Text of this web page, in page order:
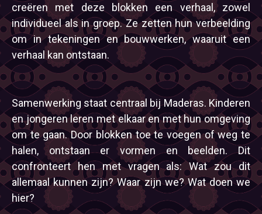
creëren met deze blokken een verhaal, zowel
individueel als in groep. Ze zetten hun verbeelding
om in tekeningen en bouwwerken, waaruit een
verhaal kan ontstaan.
Samenwerking staat centraal bij Maderas. Kinderen
en jongeren leren met elkaar en met hun omgeving
om te gaan. Door blokken toe te voegen of weg te
halen, ontstaan er vormen en beelden. Dit
confronteert hen met vragen als: Wat zou dit
allemaal kunnen zijn? Waar zijn we? Wat doen we
hier?